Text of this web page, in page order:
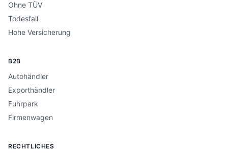
Ohne TÜV
Todesfall
Hohe Versicherung
B2B
Autohändler
Exporthändler
Fuhrpark
Firmenwagen
RECHTLICHES